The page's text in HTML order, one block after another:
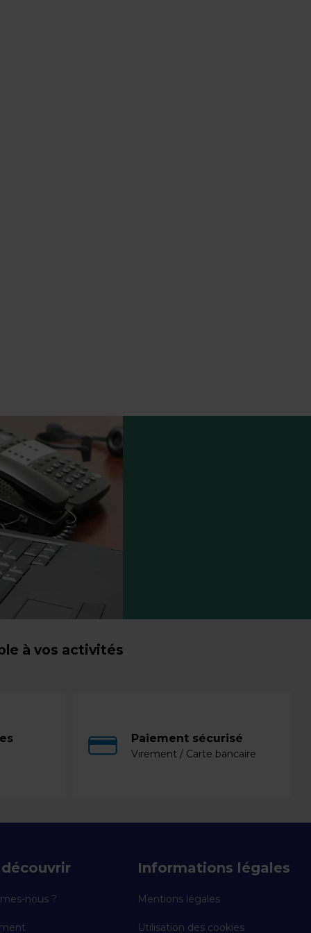
à vos activités
Paiement sécurisé
Virement / Carte bancaire
nous ?
Informations légales
Mentions légales
Utilisation des cookies